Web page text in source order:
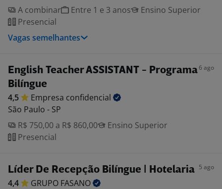
A combinar
Entre 1 e 3 anos
Ensino Superior
Presencial
Vagas semelhantes
English Teacher ASSISTANT - Programa
Bilíngue
6 ago
4,5 Empresa confidencial
São Paulo - SP
R$ 750,00 a R$ 860,00
Ensino Superior
Presencial
Líder De Recepção Bilíngue | Hotelaria 5 ago
4,4 GRUPO FASANO